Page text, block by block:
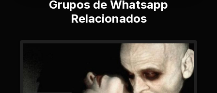
Grupos de Whatsapp
Relacionados